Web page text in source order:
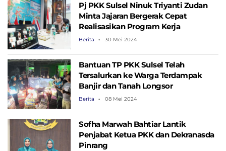
Pj PKK Sulsel Ninuk Triyanti Zudan
Minta Jajaran Bergerak Cepat
Realisasikan Program Kerja
Berita 30 Mei 2024
Bantuan TP PKK Sulsel Telah
Tersalurkan ke Warga Terdampak
Banjir dan Tanah Longsor
Berita 08 Mei 2024
Sofha Marwah Bahtiar Lantik
Penjabat Ketua PKK dan Dekranasda
Pinrang